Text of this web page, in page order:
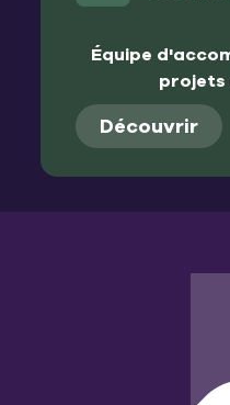
Équipe
projets
Découvrir